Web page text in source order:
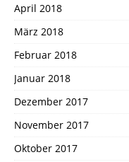
April 2018
März 2018
Februar 2018
Januar 2018
Dezember 2017
November 2017
Oktober 2017